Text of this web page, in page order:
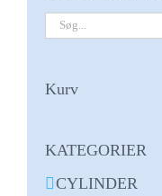
Kurv
KATEGORIER
CYLINDER